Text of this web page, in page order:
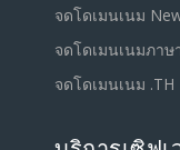
จดโดเมนเนม
จดโดเมนเนมภาษ
จดโดเมนเนม .TH